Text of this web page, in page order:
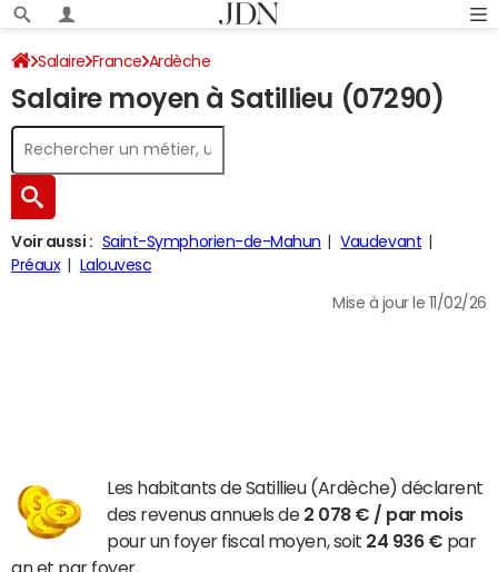
Salaire France Ardèche
Salaire moyen à Satillieu (07290)
Voir aussi : Saint-Symphorien-de-Mahun
Vaudevant
Préaux
Lalouvesc
Mise à jour le 11/02/26
Les habitants de Satillieu (Ardèche) déclarent
des revenus annuels de 2 078 € / par mois
pour un foyer fiscal moyen, soit 24 936 € par
an et par foyer.